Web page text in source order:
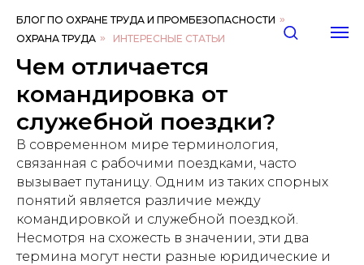
БЛОГ ПО ОХРАНЕ ТРУДА И ПРОМБЕЗОПАСНОСТИ »
ОХРАНА ТРУДА » ИНТЕРЕСНЫЕ СТАТЬИ
Чем отличается
командировка от
служебной поездки?
В современном мире терминология,
связанная с рабочими поездками, часто
вызывает путаницу. Одним из таких спорных
понятий является различие между
командировкой и служебной поездкой.
Несмотря на схожесть в значении, эти два
термина могут нести разные юридические и